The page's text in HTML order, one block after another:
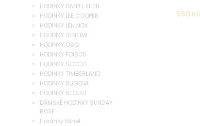
HODINKY DANIEL KLEIN
HODINKY LEE COOPER
HODINKY LEN.NOX
HODINKY BENTIME
HODINKY Q&Q
HODINKY FOIBOS
HODINKY SECCO
HODINKY TIMBERLAND
HODINKY DUGENA
HODINKY REGENT
DÁMSKÉ HODINKY SUNDAY
ROSE
Hodinky Minet
550 Kč